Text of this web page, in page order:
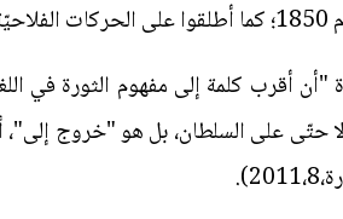
أقرب كلمة إلى مفهوم الثورة في
حتّى على السلطان، بل هو "خروج إلى"،